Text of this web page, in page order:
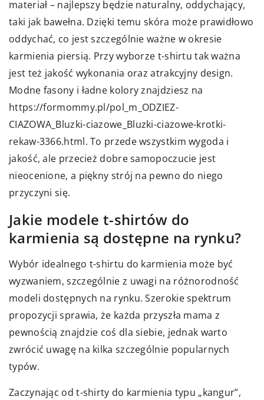
materiał – najlepszy będzie naturalny, oddychający,
taki jak bawełna. Dzięki temu skóra może prawidłowo
oddychać, co jest szczególnie ważne w okresie
karmienia piersią. Przy wyborze t-shirtu tak ważna
jest też jakość wykonania oraz atrakcyjny design.
Modne fasony i ładne kolory znajdziesz na
https://formommy.pl/pol_m_ODZIEZ-
CIAZOWA_Bluzki-ciazowe_Bluzki-ciazowe-krotki-
rekaw-3366.html. To przede wszystkim wygoda i
jakość, ale przecież dobre samopoczucie jest
nieocenione, a piękny strój na pewno do niego
przyczyni się.
Jakie modele t-shirtów do
karmienia są dostępne na rynku?
Wybór idealnego t-shirtu do karmienia może być
wyzwaniem, szczególnie z uwagi na różnorodność
modeli dostępnych na rynku. Szerokie spektrum
propozycji sprawia, że każda przyszła mama z
pewnością znajdzie coś dla siebie, jednak warto
zwrócić uwagę na kilka szczególnie popularnych
typów.
Zaczynając od t-shirty do karmienia typu „kangur”,